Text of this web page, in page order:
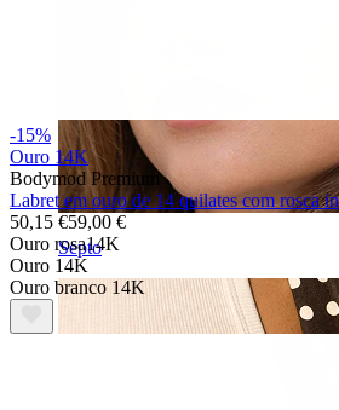
Septo
-15%
Ouro 14K
Bodymod Premium
Labret em ouro de 14 quilates com rosca
50,15 €59,00 €
Ouro rosa14K
Ouro 14K
Ouro branco 14K